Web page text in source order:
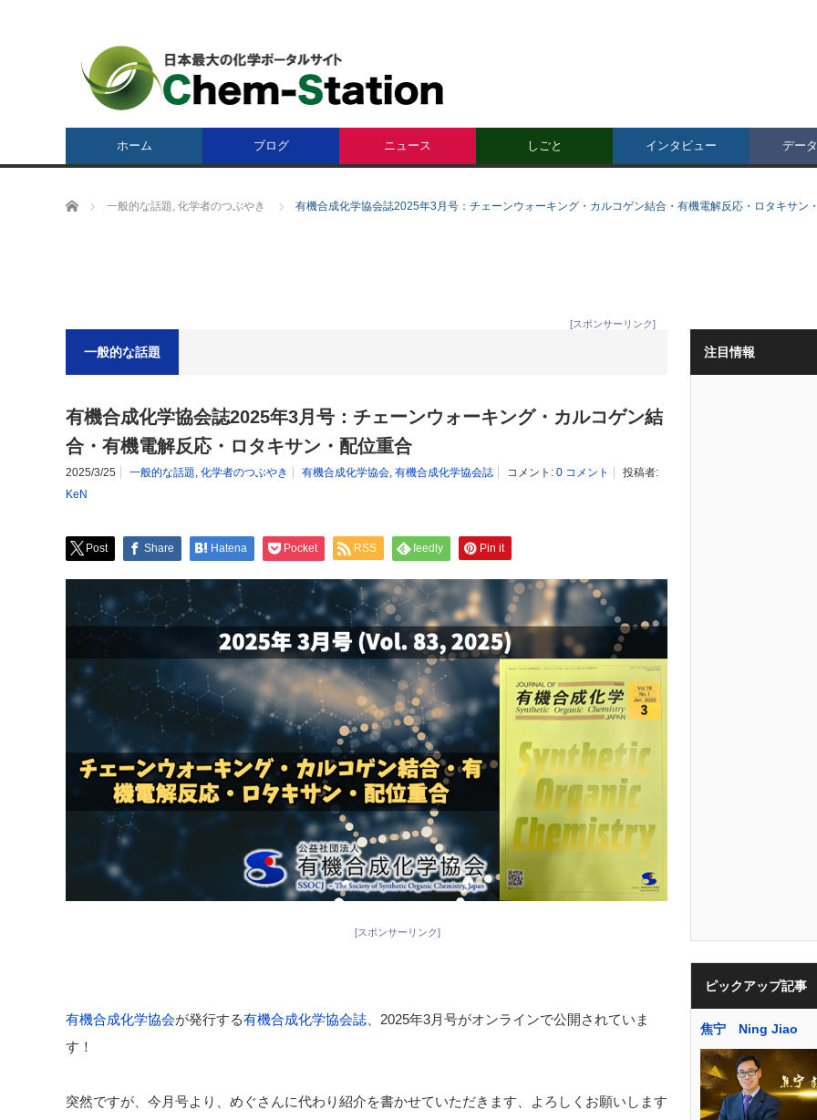
ホーム ブログ ニュース しごと インタビュー デー
ホーム 一般的な話題, 化学者のつぶやき 有機合成化学協会誌2025年3月号：チェーンウォーキング・カルコゲン結合・有機電解反応・ロタキサン
[スポンサーリンク]
一般的な話題
有機合成化学協会誌2025年3月号：チェーンウォーキング・カルコゲン結
合・有機電解反応・ロタキサン・配位重合
2025/3/25 一般的な話題, 化学者のつぶやき 有機合成化学協会, 有機合成化学協会誌 コメント: 0 コメント
投稿者:
KeN
Post Share Hatena Pocket RSS feedly Pin it
[スポンサーリンク]
有機合成化学協会が発行する有機合成化学協会誌、 2025年3月号がオンラインで公開されていま
す！
突然ですが、今月号より、めぐさんに代わり紹介を書かせていただきます、よろしくお願いします
注目情報
ピックアップ記事
焦宁 Ning Jiao